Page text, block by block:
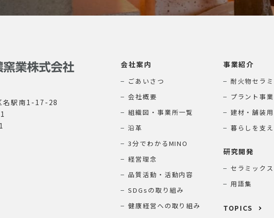
名駅南1-17-28
会社案内
ごあいさつ
会社概要
組織図・事業所一覧
沿革
3分でわかるMINO
経営理念
品質活動・活動内容
SDGsの取り組み
健康経営への取り組み
事業紹介
耐火物セラ
プラント事業
建材・舗装
暮らしを支
研究開発
セラミック
用語集
TOPICS